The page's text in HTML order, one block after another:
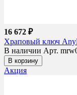
16 672 ₽
Храповый ключ
В наличии Арт.
В корзину
Акция